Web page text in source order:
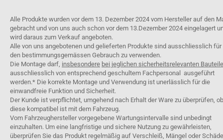
Alle Produkte wurden vor dem 13. Dezember 2024 vom Hersteller auf den
gebracht und von uns auch schon vor dem 13.Dezember 2024 eingelagert
wird daraus zum Verkauf angeboten.
Alle von uns angebotenen und gelieferten Produkte sind ausschliesslich für
den bestimmungsgemässen Gebrauch zu verwenden.
Die Montage darf, insbesondere bei jeglichen sicherheitsrelevanten
ausschliesslich von entsprechend geschultem Fachpersonal ausgeführt
werden.* Die korrekte Montage und Verwendung ist unerlässlich für die
einwandfreie Funktion und Sicherheit.
Der Kunde ist verpflichtet, umgehend nach Erhalt der Ware zu überprüfen, ob
diese kompatibel ist mit dem Fahrzeug.
Vom Fahrzeughersteller vorgegebene Wartungsintervalle sind unbedingt
einzuhalten. Um eine langfristige und sichere Nutzung zu gewährleisten,
überprüfen Sie das Produkt regelmäßig auf Verschleiß, Mängel oder